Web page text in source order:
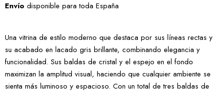
Envío disponible para toda España
Una vitrina de estilo moderno que destaca por sus líneas rectas y
su acabado en lacado gris brillante, combinando elegancia y
funcionalidad. Sus baldas de cristal y el espejo en el fondo
maximizan la amplitud visual, haciendo que cualquier ambiente se
sienta más luminoso y espacioso. Con un total de tres baldas de